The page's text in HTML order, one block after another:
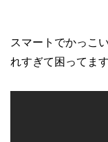
スマートでかっこ
れすぎて困ってま